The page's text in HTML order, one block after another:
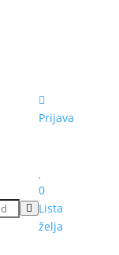
Prijava
0
Lista
želja